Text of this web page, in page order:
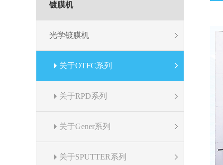
镀膜机
光学镀膜机
关于OTFC系列
关于RPD系列
关于Gener系列
关于SPUTTER系列